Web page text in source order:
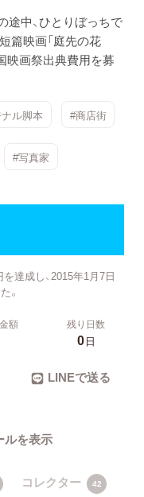
途中、ひとりぼっちで
篇映画「庭先の花
映画祭出典費用を募
ル脚本 #商店街
#写真家
達成し、2015年1月7日
。
額 残り日数
0日
LINEで送る
ルを表示
コレクター 42